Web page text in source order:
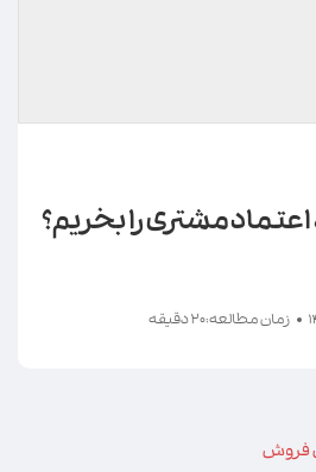
مشتری را بخریم؟
زمان مطالعه:20 دقیقه
فروش